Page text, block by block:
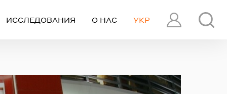
ПРОФИЛЬ
УКР
ИССЛЕДОВАНИЯ О НАС